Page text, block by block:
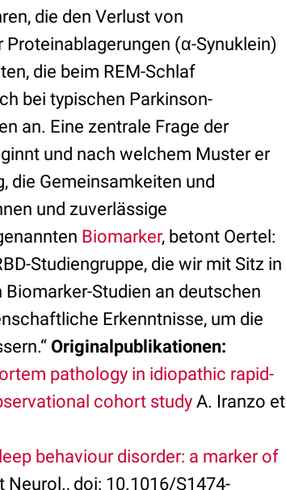
die den Verlust von
(α-Synuklein)
die beim REM-Schlaf
bei typischen Parkinson-
an. Eine zentrale Frage der
und nach welchem Muster er
die Gemeinsamkeiten und
und zuverlässige
Biomarker, betont Oertel:
Studiengruppe, die wir mit Sitz in
Studien an deutschen
Erkenntnisse, um die
Originalpublikationen:
pathology in idiopathic rapid-
cohort study A. Iranzo et
behaviour disorder: a marker of
doi: 10.1016/S1474-